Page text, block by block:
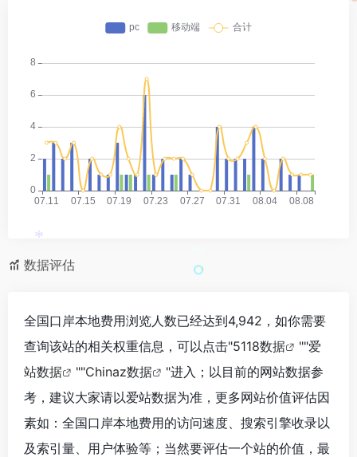
数据评估
全国口岸本地费用浏览人数已经达到4,942，如你需要
查询该站的相关权重信息，可以点击"5118数据 ""爱
站数据
""Chinaz数据
"进入；以目前的网站数据参
考，建议大家请以爱站数据为准，更多网站价值评估因
素如：全国口岸本地费用的访问速度、搜索引擎收录以
及索引量、用户体验等；当然要评估一个站的价值，最
*